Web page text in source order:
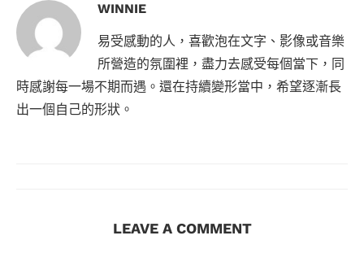
WINNIE
易受感動的人，喜歡泡在文字、影像或音樂
所營造的氛圍裡，盡力去感受每個當下，同
時感謝每一場不期而遇。還在持續變形當中，希望逐漸長
出一個自己的形狀。
LEAVE A COMMENT